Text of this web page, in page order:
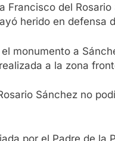
Francisco del
herido en defensa
monumento a
a la zona
Sánchez no
por el Padre de la